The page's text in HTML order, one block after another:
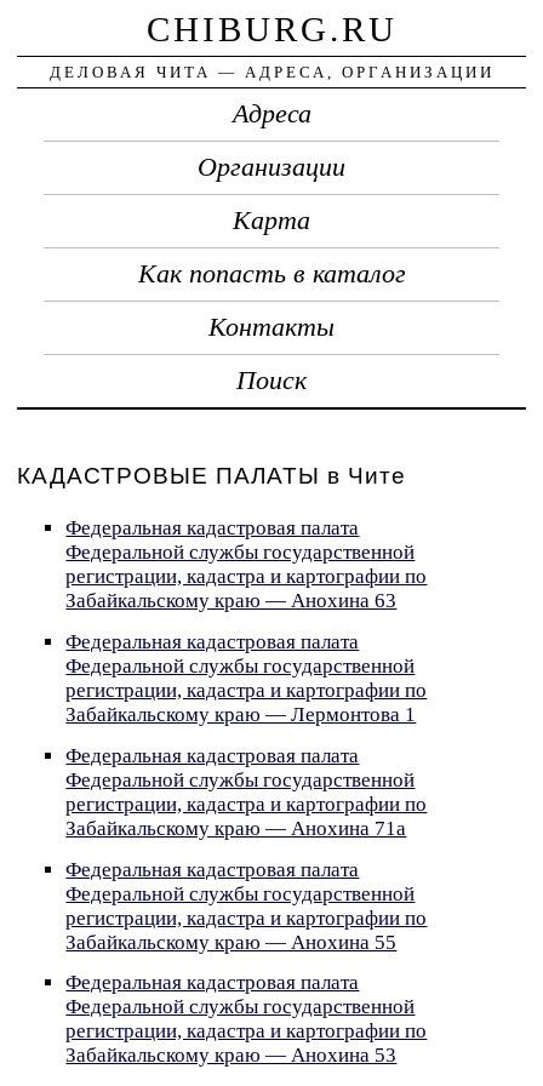
CHIBURG.RU
ДЕЛОВАЯ ЧИТА — АДРЕСА, ОРГАНИЗАЦИИ
Адреса
Организации
Карта
Как попасть в каталог
Контакты
Поиск
КАДАСТРОВЫЕ ПАЛАТЫ в Чите
Федеральная кадастровая палата
Федеральной службы государственной
регистрации, кадастра и картографии по
Забайкальскому краю — Анохина 63
Федеральная кадастровая палата
Федеральной службы государственной
регистрации, кадастра и картографии по
Забайкальскому краю — Лермонтова 1
Федеральная кадастровая палата
Федеральной службы государственной
регистрации, кадастра и картографии по
Забайкальскому краю — Анохина 71а
Федеральная кадастровая палата
Федеральной службы государственной
регистрации, кадастра и картографии по
Забайкальскому краю — Анохина 55
Федеральная кадастровая палата
Федеральной службы государственной
регистрации, кадастра и картографии по
Забайкальскому краю — Анохина 53